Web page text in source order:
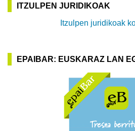
ITZULPEN JURIDIKOAK
Itzulpen juridikoak
EPAIBAR: EUSKARAZ LAN